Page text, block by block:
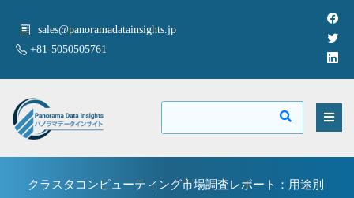
sales@panoramadatainsights.jp
+81-5050505761
クラスタコンピューティング市場調査レポート：用途別